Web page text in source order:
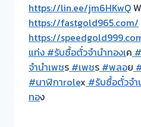
https://lin.ee/jm6HKwQ
https://fastgold965.com/
https://
แท่ง #รับซื้อตั๋วจำนำทองเค
จำนำเพชร #เพชร #พลอย
#นาฬิกาrolex #รับซื้อตั๋วจำ
ทอง